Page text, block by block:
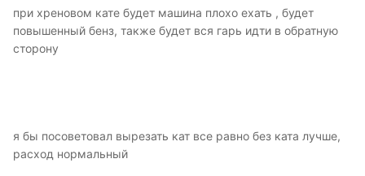
при хреновом кате будет машина плохо ехать , будет
повышенный бенз, также будет вся гарь идти в обратную
сторону
я бы посоветовал вырезать кат все равно без ката лучше,
расход нормальный